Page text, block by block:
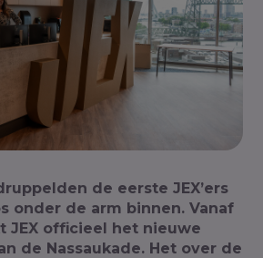
de eerste JEX’ers
onder de arm binnen. Vanaf
JEX officieel het nieuwe
de Nassaukade. Het over de